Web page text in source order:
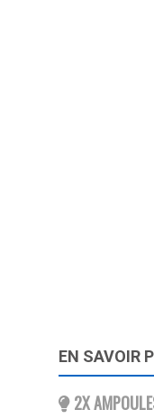
EN SAVOIR
2X